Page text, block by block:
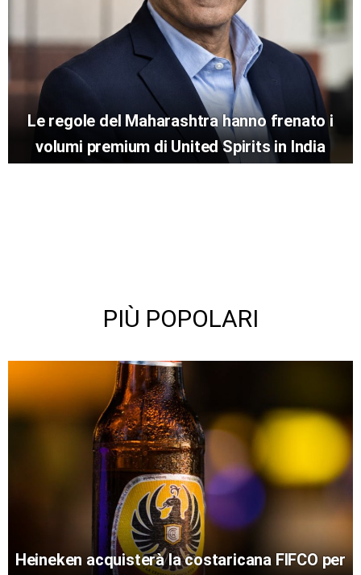
Le regole del Maharashtra hanno frenato i
volumi premium di United Spirits in India
PIÙ POPOLARI
Heineken acquisterà la costaricana FIFCO per